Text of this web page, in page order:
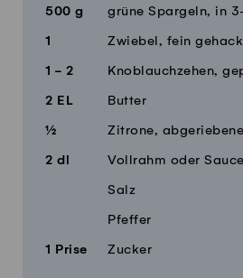
500 g grüne Spargeln, in
1 Zwiebel, fein
1 - 2 Knoblauchzehen,
2 EL Butter
½ Zitrone,
2 dl Vollrahm oder
Salz
Pfeffer
1 Prise Zucker